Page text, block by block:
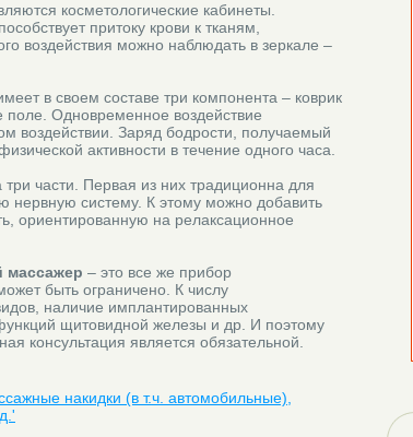
косметологические кабинеты.
притоку крови к тканям,
воздействия можно наблюдать в зеркале –
в своем составе три компонента – коврик
Одновременное воздействие
воздействии. Заряд бодрости, получаемый
активности в течение одного часа.
части. Первая из них традиционна для
нервную систему. К этому можно добавить
ориентированную на релаксационное
массажер – это все же прибор
быть ограничено. К числу
наличие имплантированных
щитовидной железы и др. И поэтому
консультация является обязательной.
накидки (в т.ч. автомобильные),